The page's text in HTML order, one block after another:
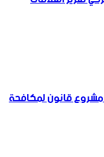
مشروع قانون لمكافحة